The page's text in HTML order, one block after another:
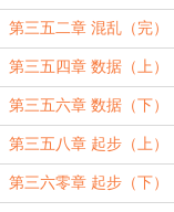
第三五二章 混乱（完）
第三五四章 数据（上）
第三五六章 数据（下）
第三五八章 起步（上）
第三六零章 起步（下）